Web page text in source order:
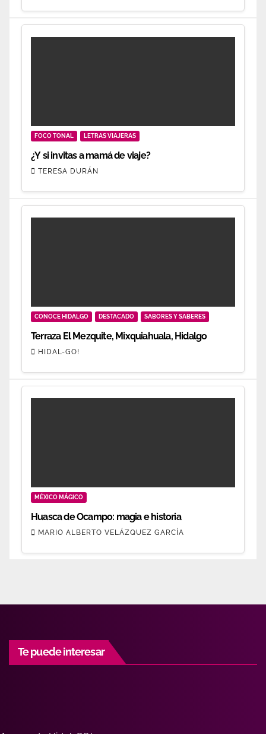
FOCO TONAL LETRAS VIAJERAS
¿Y si invitas a mamá de viaje?
TERESA DURÁN
CONOCE HIDALGO DESTACADO SABORES Y SABERES
Terraza El Mezquite, Mixquiahuala, Hidalgo
HIDAL-GO!
MÉXICO MÁGICO
Huasca de Ocampo: magia e historia
MARIO ALBERTO VELÁZQUEZ GARCÍA
Te puede interesar